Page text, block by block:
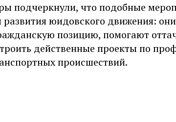
подчеркнули, что подобные
развития юидовского движения:
позицию, помогают
действенные проекты по
происшествий.